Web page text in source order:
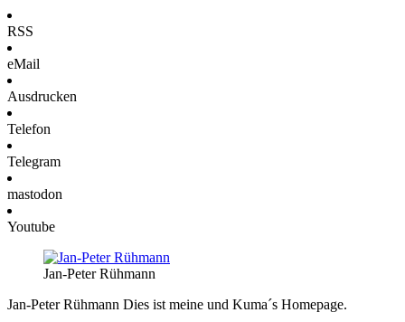
RSS
eMail
Ausdrucken
Telefon
Telegram
mastodon
Youtube
Jan-Peter Rühmann
Jan-Peter Rühmann Dies ist meine und Kuma´s Homepage.